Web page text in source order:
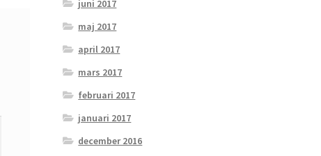
juni 2017
maj 2017
april 2017
mars 2017
februari 2017
januari 2017
december 2016